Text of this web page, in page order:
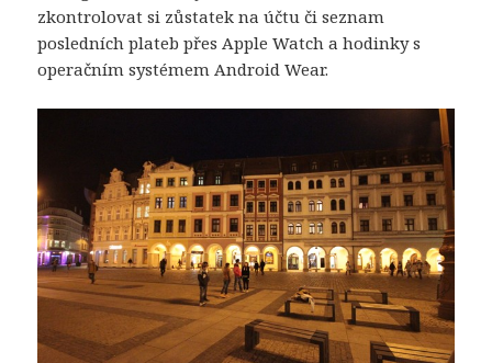
zkontrolovat si zůstatek na účtu či seznam
posledních plateb přes Apple Watch a hodinky s
operačním systémem Android Wear.